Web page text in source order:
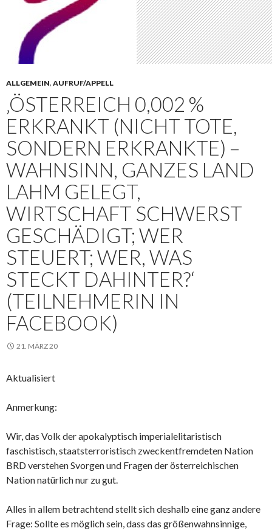
ALLGEMEIN, AUFRUF/APPELL
‚ÖSTERREICH 0,002 %
ERKRANKT (NICHT TOTE,
SONDERN ERKRANKTE) –
WAHNSINN, GANZES LAND
LAHM GELEGT,
WIRTSCHAFT SCHWERST
GESCHÄDIGT; WER
STEUERT; WER, WAS
STECKT DAHINTER?‘
(TEILNEHMERIN IN
FACEBOOK)
21. MÄRZ 20
Aktualisiert
Anmerkung:
Wir, das Volk der apokalyptisch imperialelitaristisch
faschistisch, staatsterroristisch zweckentfremdeten Nation
BRD verstehen Svorgen und Fragen der österreichischen
Nation natürlich nur zu gut.
Alles in allem betrachtend stellt sich deshalb eine ganz andere
Frage: Sollte es möglich sein, dass das größenwahnsinnige,